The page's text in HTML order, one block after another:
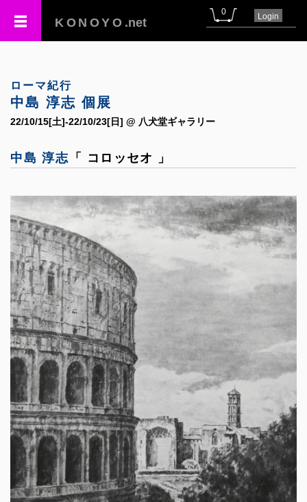
KONOYO .net
0 Login
ローマ紀行
中島 淳志 個展
22/10/15[土]-22/10/23[日] @ 八犬堂ギャラリー
中島 淳志 「 コロッセオ 」